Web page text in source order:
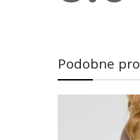
Podobne